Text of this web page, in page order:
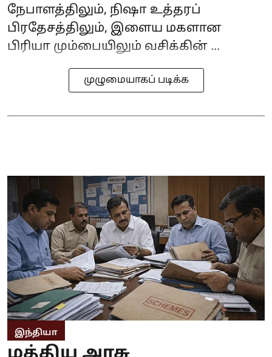
நேபாளத்திலும், நிஷா உத்தரப்
பிரதேசத்திலும், இளைய மகளான
பிரியா மும்பையிலும் வசிக்கின் ...
முழுமையாகப் படிக்க
இந்தியா